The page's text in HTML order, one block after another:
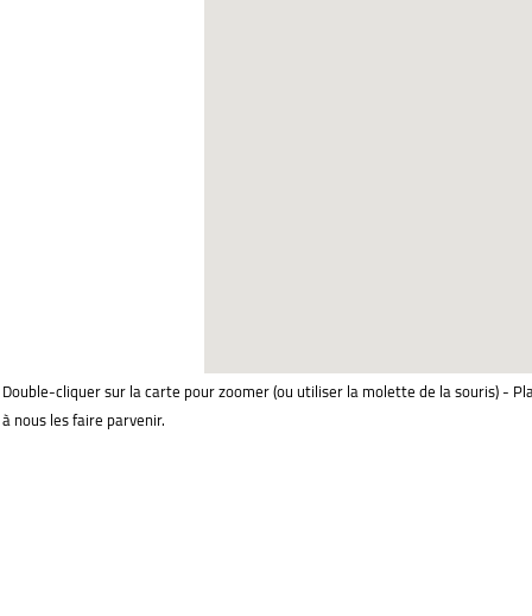
Double-cliquer sur la carte pour zoomer (ou utiliser la molette de la souris) -
à nous les faire parvenir.